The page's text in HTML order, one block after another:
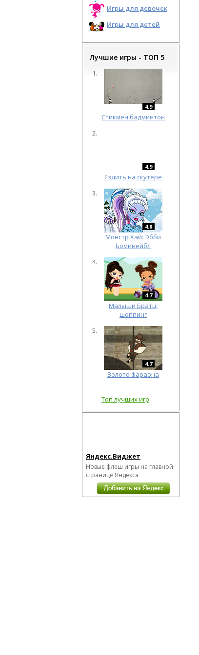
Игры для девочек
Игры для детей
Лучшие игры - ТОП 5
4.9
Cтикмен бадминтон
4.9
Ездить на скутере
4.8
Монстр Хай: Эбби
Боминейбл
4.7
Малыши Братц:
шоппинг
4.7
Золото фараона
Топ лучших игр
Яндекс.Виджет
Новые флеш игры на главной
странице Яндекса